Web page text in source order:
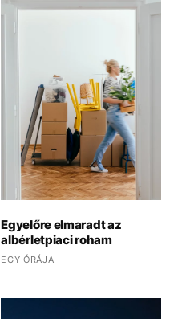
Egyelőre elmaradt az
albérletpiaci roham
EGY ÓRÁJA